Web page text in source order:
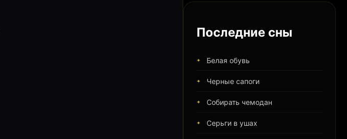
Последние сны
Белая обувь
Черные сапоги
Собирать чемодан
Серьги в ушах